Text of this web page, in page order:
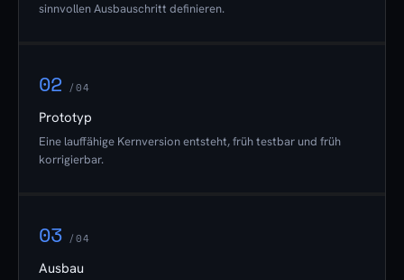
sinnvollen Ausbauschritt definieren.
02 /04
Prototyp
Eine lauffähige Kernversion entsteht, früh testbar und früh
korrigierbar.
03 /04
Ausbau